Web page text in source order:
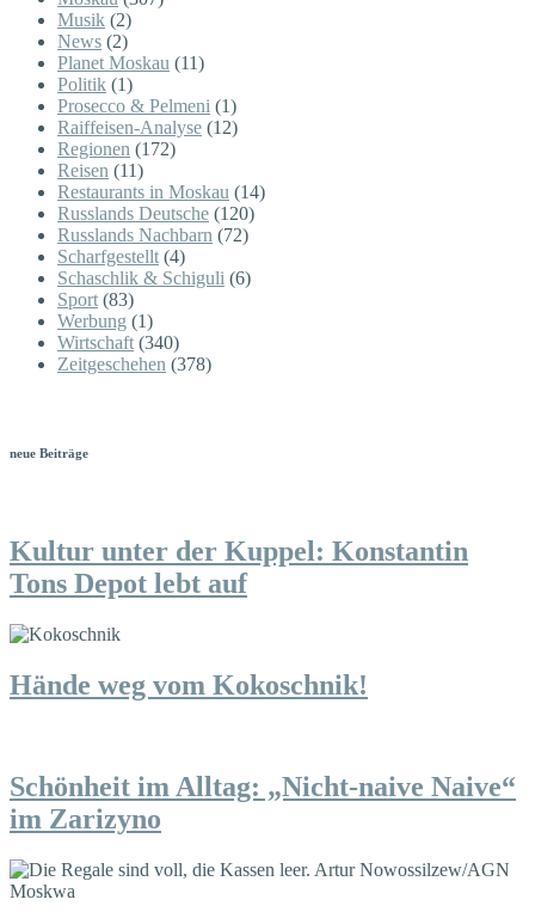
Musik (2)
News (2)
Planet Moskau (11)
Politik (1)
Prosecco & Pelmeni (1)
Raiffeisen-Analyse (12)
Regionen (172)
Reisen (11)
Restaurants in Moskau (14)
Russlands Deutsche (120)
Russlands Nachbarn (72)
Scharfgestellt (4)
Schaschlik & Schiguli (6)
Sport (83)
Werbung (1)
Wirtschaft (340)
Zeitgeschehen (378)
neue Beiträge
Kultur unter der Kuppel: Konstantin
Tons Depot lebt auf
Hände weg vom Kokoschnik!
Schönheit im Alltag: „Nicht-naive Naive“
im Zarizyno